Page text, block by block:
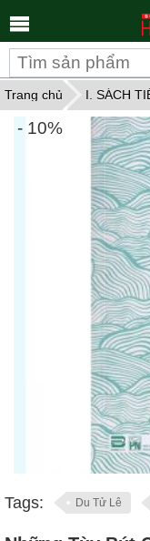
Trang chủ I. SÁCH
Tags: Du Tử Lê
- 10%